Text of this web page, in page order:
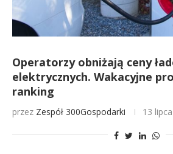
Operatorzy obniżają ceny
elektrycznych. Wakacyjne
ranking
przez Zespół 300Gospodarki 13